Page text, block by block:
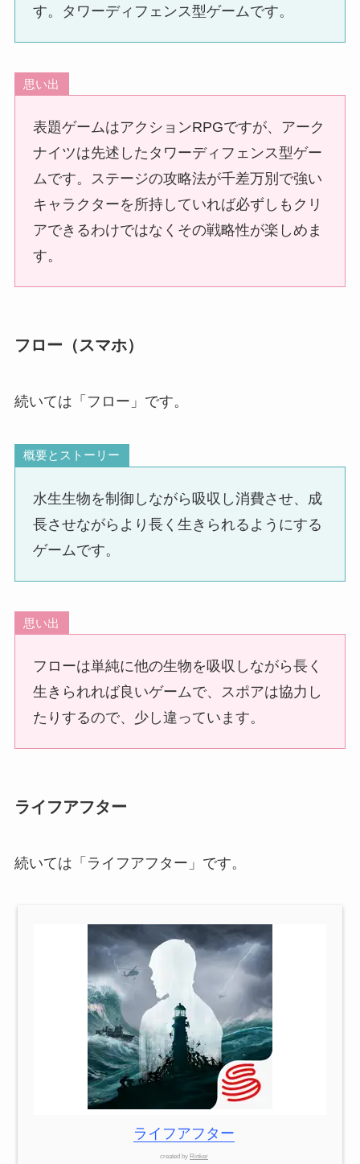
す。タワーディフェンス型ゲームです。
思い出
表題ゲームはアクションRPGですが、アーク
ナイツは先述したタワーディフェンス型ゲー
ムです。ステージの攻略法が千差万別で強い
キャラクターを所持していれば必ずしもクリ
アできるわけではなくその戦略性が楽しめま
す。
フロー（スマホ）
続いては「フロー」です。
概要とストーリー
水生生物を制御しながら吸収し消費させ、成
長させながらより長く生きられるようにする
ゲームです。
思い出
フローは単純に他の生物を吸収しながら長く
生きられれば良いゲームで、スポアは協力し
たりするので、少し違っています。
ライフアフター
続いては「ライフアフター」です。
ライフアフター
created by Rinker